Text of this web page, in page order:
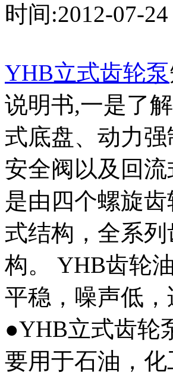
时间:2012-07-
YHB立式齿轮泵
说明书,一是了
式底盘、动力
安全阀以及回
是由四个螺旋
式结构，全系
构。 YHB齿轮
平稳，噪声低
●YHB立式齿轮
要用于石油，